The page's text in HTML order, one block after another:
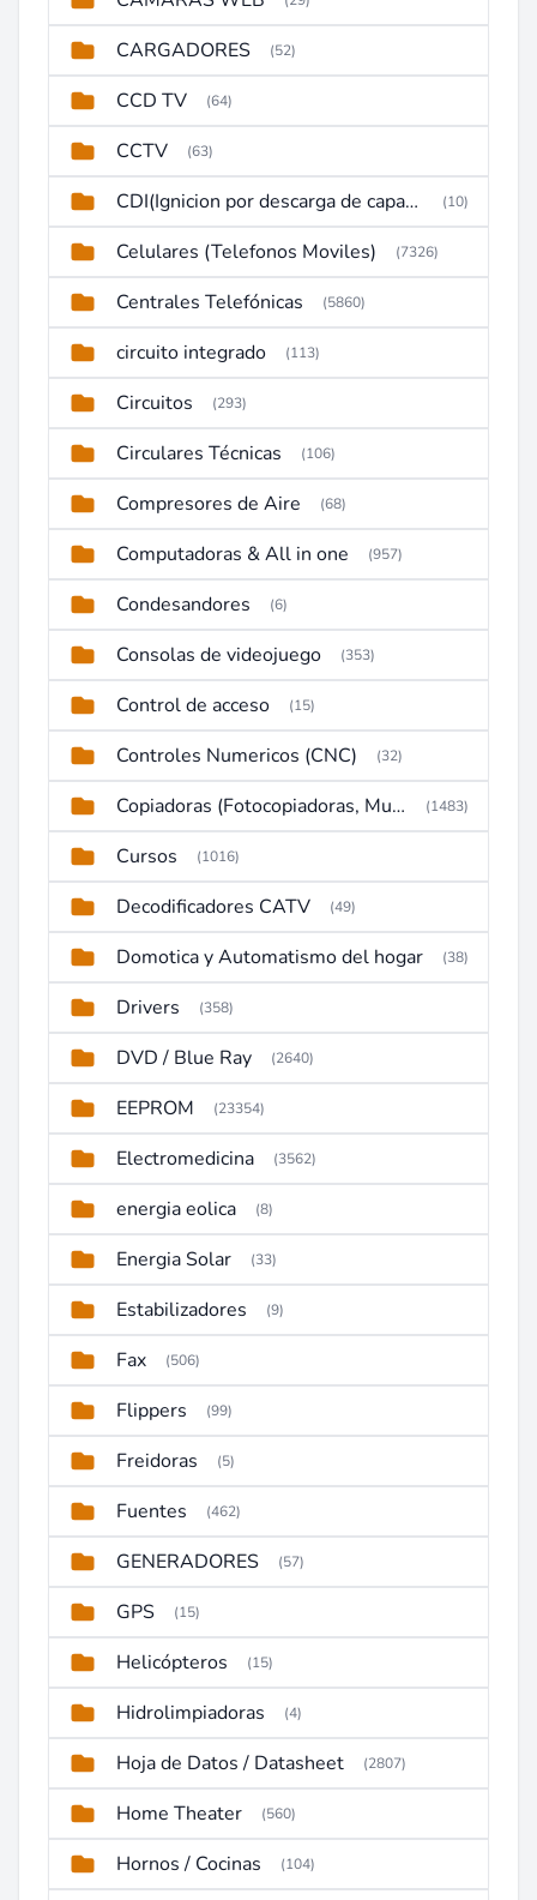
CARGADORES (52)
CCD TV (64)
CCTV (63)
CDI(Ignicion por descarga de capacitor) (10)
Celulares (Telefonos Moviles) (7326)
Centrales Telefónicas (5860)
circuito integrado (113)
Circuitos (293)
Circulares Técnicas (106)
Compresores de Aire (68)
Computadoras & All in one (957)
Condesandores (6)
Consolas de videojuego (353)
Control de acceso (15)
Controles Numericos (CNC) (32)
Copiadoras (Fotocopiadoras, Multifunctions, Ploter, etc) (1483)
Cursos (1016)
Decodificadores CATV (49)
Domotica y Automatismo del hogar (38)
Drivers (358)
DVD / Blue Ray (2640)
EEPROM (23354)
Electromedicina (3562)
energia eolica (8)
Energia Solar (33)
Estabilizadores (9)
Fax (506)
Flippers (99)
Freidoras (5)
Fuentes (462)
GENERADORES (57)
GPS (15)
Helicópteros (15)
Hidrolimpiadoras (4)
Hoja de Datos / Datasheet (2807)
Home Theater (560)
Hornos / Cocinas (104)